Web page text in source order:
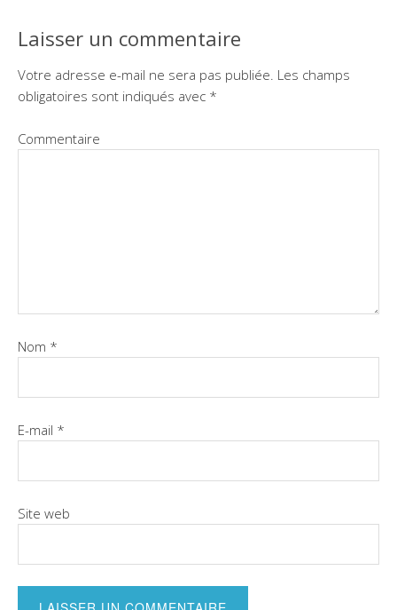
Laisser un commentaire
Votre adresse e-mail ne sera pas publiée. Les champs
obligatoires sont indiqués avec *
Commentaire
Nom *
E-mail *
Site web